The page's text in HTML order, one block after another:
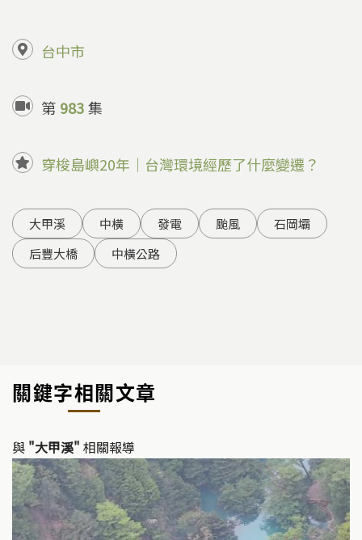
台中市
第 983集
穿梭島嶼20年｜台灣環境經歷了什麼變遷？
大甲溪 中橫 發電 颱風
石岡壩
后豐大橋
中橫公路
關鍵字相關文章
與 "大甲溪" 相關報導